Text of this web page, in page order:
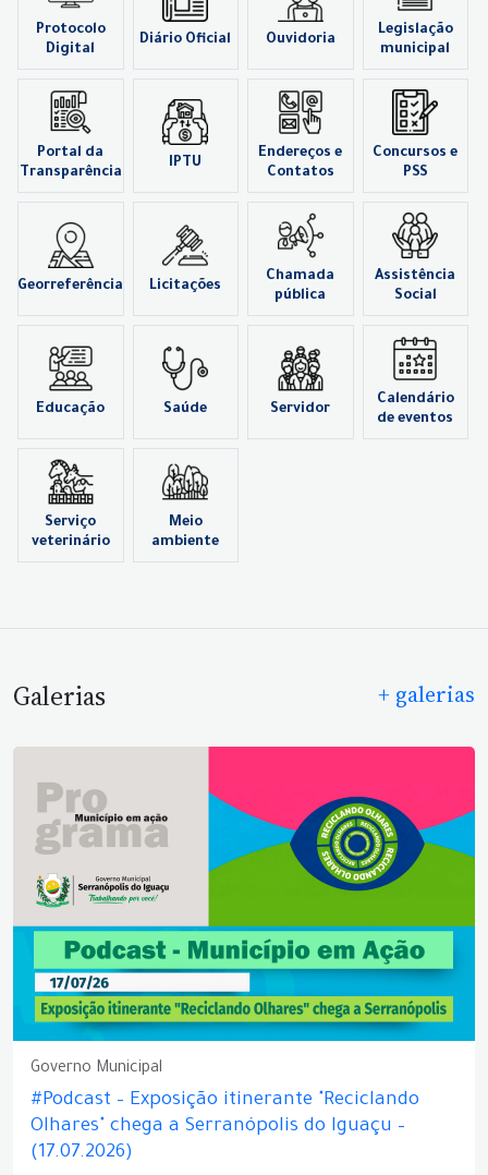
Protocolo
Digital
Diário Oficial Ouvidoria
Legislação
municipal
Portal da
Transparência
IPTU
Endereços e
Contatos
Concursos e
PSS
Georreferência Licitações
Chamada
pública
Assistência
Social
Educação Saúde Servidor
Calendário
de eventos
Serviço
veterinário
Meio
ambiente
Galerias + galerias
Governo Municipal
#Podcast – Exposição itinerante "Reciclando
Olhares" chega a Serranópolis do Iguaçu –
(17.07.2026)